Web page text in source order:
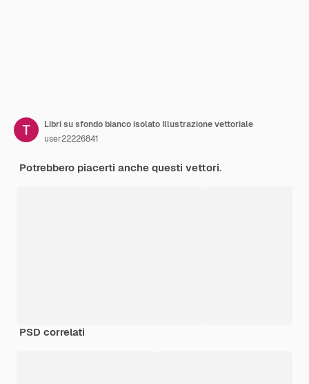
Libri su sfondo bianco isolato Illustrazione vettoriale
user22226841
Potrebbero piacerti anche questi vettori.
PSD correlati